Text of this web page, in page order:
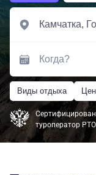
Виды отдыха
туроператор